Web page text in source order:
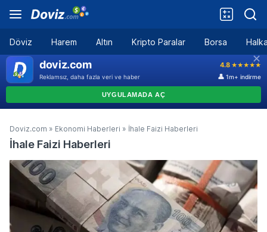
Döviz Harem Altın Kripto Paralar Borsa
Doviz.com » Ekonomi Haberleri » İhale Faizi Haberleri
İhale Faizi Haberleri